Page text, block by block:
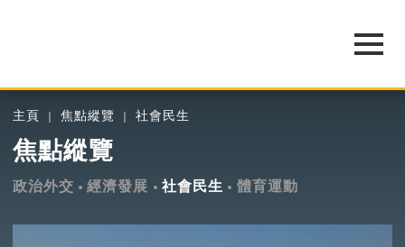
主頁 焦點縱覽 社會民生
焦點縱覽
政治外交 經濟發展 社會民生 體育運動